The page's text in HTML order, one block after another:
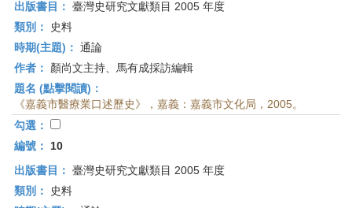
出版書目： 臺灣史研究文獻類目 2005 年度
類別：
史料
時期(主題)： 通論
作者：
顏尚文主持、馬有成採訪編輯
題名 (點擊閱讀)：
《嘉義市醫療業口述歷史》，嘉義：嘉義市文化局，2005。
勾選：
編號：
10
出版書目： 臺灣史研究文獻類目 2005 年度
類別：
史料